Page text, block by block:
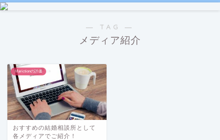
― TAG ―
メディア紹介
Marictionの評価
おすすめの結婚相談所として
各メディアでご紹介！